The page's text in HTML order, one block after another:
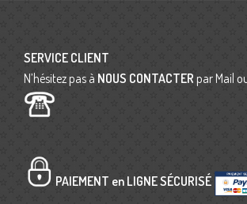
SERVICE CLIENT
N’hésitez pas à NOUS CONTACTER par Mail
PAIEMENT en LIGNE SÉCURISÉ